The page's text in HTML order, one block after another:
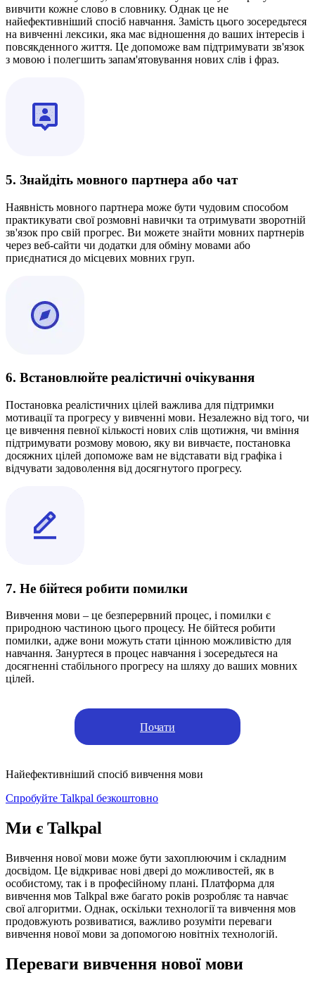
вивчити кожне слово в словнику. Однак це не
найефективніший спосіб навчання. Замість цього зосередьтеся
на вивченні лексики, яка має відношення до ваших інтересів і
повсякденного життя. Це допоможе вам підтримувати зв'язок
з мовою і полегшить запам'ятовування нових слів і фраз.
5. Знайдіть мовного партнера або чат
Наявність мовного партнера може бути чудовим способом
практикувати свої розмовні навички та отримувати зворотній
зв'язок про свій прогрес. Ви можете знайти мовних партнерів
через веб-сайти чи додатки для обміну мовами або
приєднатися до місцевих мовних груп.
6. Встановлюйте реалістичні очікування
Постановка реалістичних цілей важлива для підтримки
мотивації та прогресу у вивченні мови. Незалежно від того, чи
це вивчення певної кількості нових слів щотижня, чи вміння
підтримувати розмову мовою, яку ви вивчаєте, постановка
досяжних цілей допоможе вам не відставати від графіка і
відчувати задоволення від досягнутого прогресу.
7. Не бійтеся робити помилки
Вивчення мови – це безперервний процес, і помилки є
природною частиною цього процесу. Не бійтеся робити
помилки, адже вони можуть стати цінною можливістю для
навчання. Зануртеся в процес навчання і зосередьтеся на
досягненні стабільного прогресу на шляху до ваших мовних
цілей.
Почати
Найефективніший спосіб вивчення мови
Спробуйте Talkpal безкоштовно
Ми є Talkpal
Вивчення нової мови може бути захоплюючим і складним
досвідом. Це відкриває нові двері до можливостей, як в
особистому, так і в професійному плані. Платформа для
вивчення мов Talkpal вже багато років розробляє та навчає
свої алгоритми. Однак, оскільки технології та вивчення мов
продовжують розвиватися, важливо розуміти переваги
вивчення нової мови за допомогою новітніх технологій.
Переваги вивчення нової мови